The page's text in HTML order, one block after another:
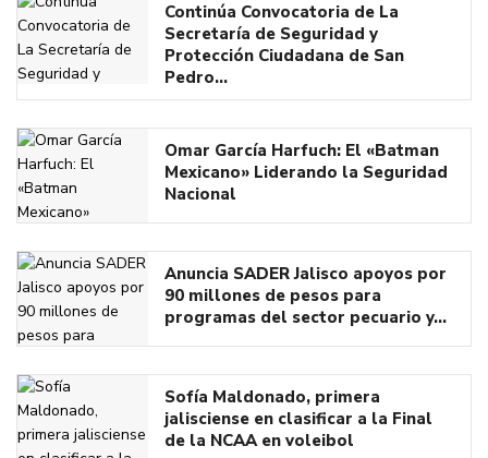
Continúa Convocatoria de La
Secretaría de Seguridad y
Protección Ciudadana de San
Pedro…
Omar García Harfuch: El «Batman
Mexicano» Liderando la Seguridad
Nacional
Anuncia SADER Jalisco apoyos por
90 millones de pesos para
programas del sector pecuario y…
Sofía Maldonado, primera
jalisciense en clasificar a la Final
de la NCAA en voleibol